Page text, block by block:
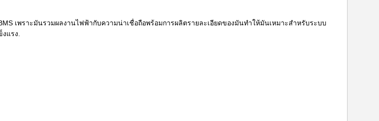
เพราะมันรวมผลงานไฟฟ้ากับความน่าเชื่อถือพร้อมการผลิตรายละเอียดของมันทําให้มันเหมาะสําหรับระบบ
แรง.